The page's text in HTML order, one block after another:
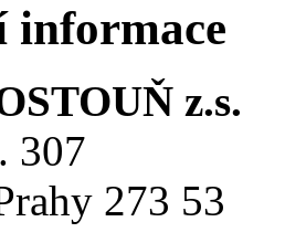
z.s.
307
273 53